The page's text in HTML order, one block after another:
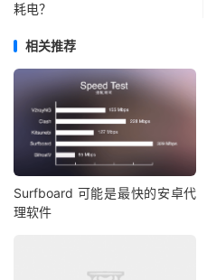
耗电？
相关推荐
Surfboard 可能是最快的安卓代
理软件